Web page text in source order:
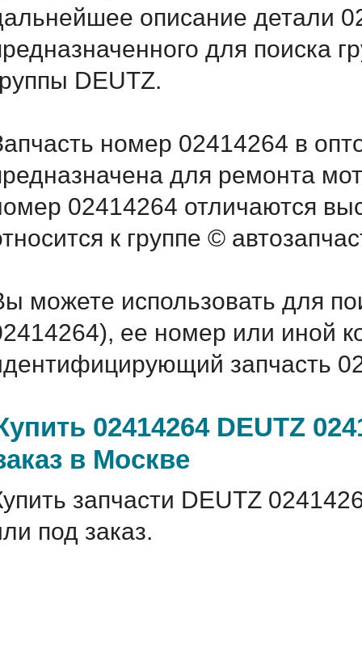
описание детали
для поиска
DEUTZ.
номер 02414264 в
для ремонта
02414264 отличаются
к группе ©
можете использовать для
ее номер или иной
запчасть
02414264 DEUTZ
в Москве
запчасти DEUTZ
под заказ.